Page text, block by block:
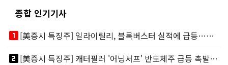
종합 인기기사
looks_one
[美증시 특징주] 일라이릴리, 블록버스터 실적에 급등…마운자로 매출 폭발
looks_two
[美증시 특징주] 캐터필러 '어닝서프' 반도체주 급등 촉발…"AI 데이터센터 건설 강력"